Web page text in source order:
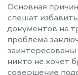
Основная
спешат
документов на
проблема
заинтересованы
никто не хочет
совершение